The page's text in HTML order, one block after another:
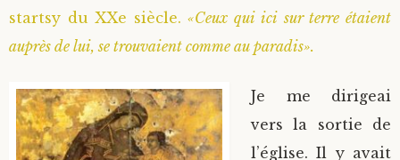
startsy du XXe siècle.«Ceux qui ici sur terre étaient
auprès de lui, se trouvaient comme au paradis».
Je me dirigeai
vers la sortie de
l’église. Il y avait